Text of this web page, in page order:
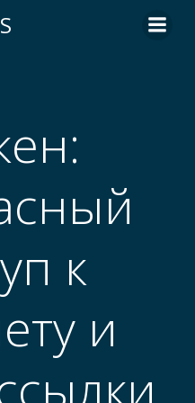
к
и